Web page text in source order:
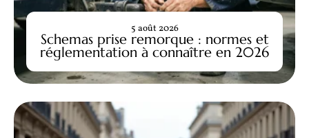
Schemas prise remorque : normes et
réglementation à connaître en 2026
5 août 2026